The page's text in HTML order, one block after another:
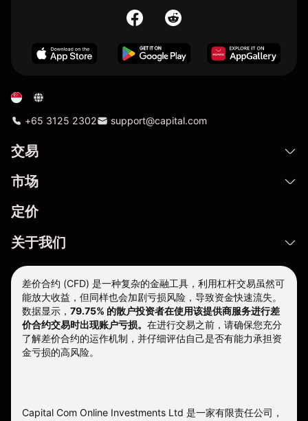
+65 3125 2302 support@capital.com
交易
市场
定价
关于我们
差价合约 (CFD) 是一种复杂的金融工具，利用杠杆交易虽然可
能放大收益，但同样也会加剧亏损风险，导致资金快速流失。
数据显示， 79.75% 的散户投资者在使用该提供商服务进行差
价合约交易时出现账户亏损。 在进行交易之前，请确保您充分
了解差价合约的运作机制，并仔细评估自己是否有能力承担资
金亏损的高风险。
Capital Com Online Investments Ltd 是一家有限责任公司，